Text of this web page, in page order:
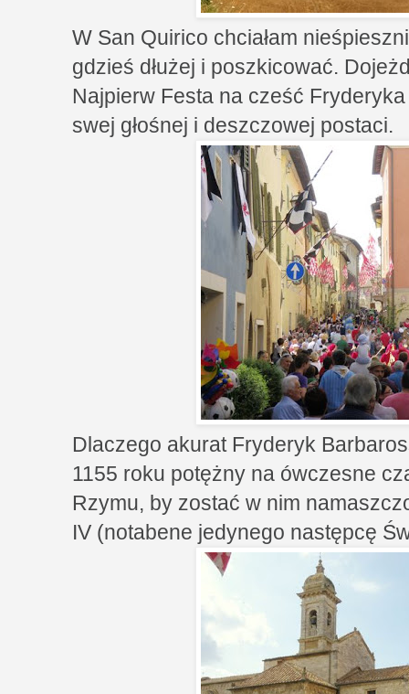
W San Quirico chciałam
gdzieś dłużej i poszkicować.
Najpierw Festa na cześć
swej głośnej i deszczowej postaci.
Dlaczego akurat Fryderyk
1155 roku potężny na ówczesne
Rzymu, by zostać w nim
IV (notabene jedynego następcę